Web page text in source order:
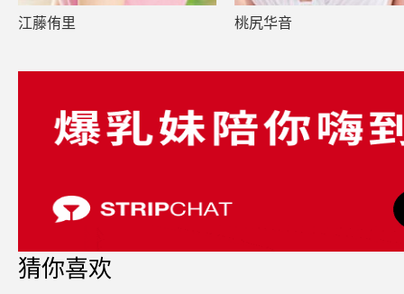
江藤侑里 桃尻华音
猜你喜欢